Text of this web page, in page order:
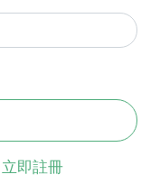
立即註冊